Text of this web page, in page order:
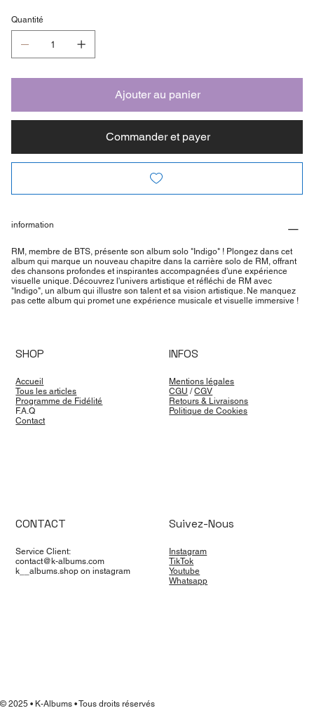
Quantité
Ajouter au panier
Commander et payer
information
RM, membre de BTS, présente son album solo "Indigo" ! Plongez dans cet
album qui marque un nouveau chapitre dans la carrière solo de RM, offrant
des chansons profondes et inspirantes accompagnées d'une expérience
visuelle unique. Découvrez l'univers artistique et réfléchi de RM avec
"Indigo", un album qui illustre son talent et sa vision artistique. Ne manquez
pas cette album qui promet une expérience musicale et visuelle immersive !
SHOP
Accueil
Tous les articles
Programme de Fidélité
F.A.Q
Contact
INFOS
Mentions légales
CGU /CGV
Retours & Livraisons
Politique de Cookies
CONTACT
Service Client:
contact@k-albums.com
k__albums.shop on instagram
Suivez-Nous
Instagram
TikTok
Youtube
Whatsapp
© 2025 • K-Albums • Tous droits réservés